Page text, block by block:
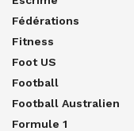
Fédérations
Fitness
Foot US
Football
Football Australien
Formule 1